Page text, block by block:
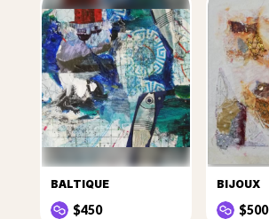
BALTIQUE
$450
BIJOUX
$500